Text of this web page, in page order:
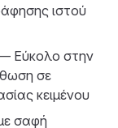
ιστού
Εύκολο στην
σε
κειμένου
σαφή